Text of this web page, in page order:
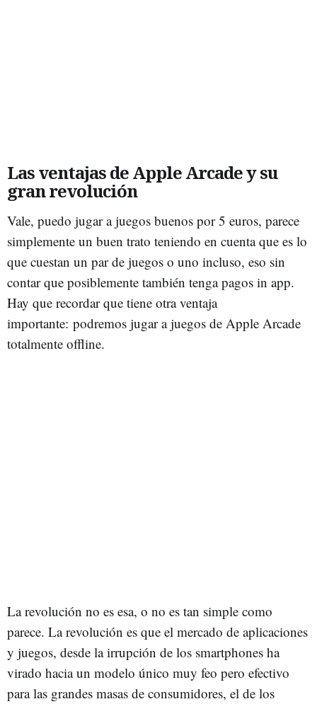
Las ventajas de Apple Arcade y su
gran revolución
Vale, puedo jugar a juegos buenos por 5 euros, parece
simplemente un buen trato teniendo en cuenta que es lo
que cuestan un par de juegos o uno incluso, eso sin
contar que posiblemente también tenga pagos in app.
Hay que recordar que tiene otra ventaja
importante: podremos jugar a juegos de Apple Arcade
totalmente offline.
La revolución no es esa, o no es tan simple como
parece. La revolución es que el mercado de aplicaciones
y juegos, desde la irrupción de los smartphones ha
virado hacia un modelo único muy feo pero efectivo
para las grandes masas de consumidores, el de los